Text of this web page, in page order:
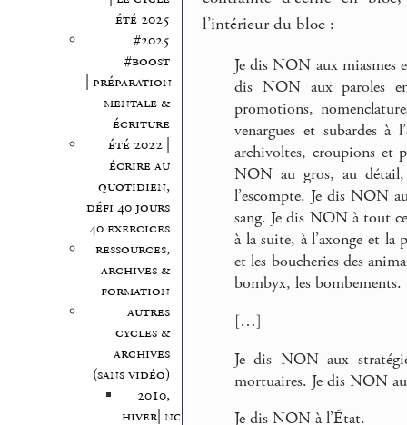
été 2025
#2025
#boost
| préparation
mentale &
écriture
été 2022 |
écrire au
quotidien,
défi 40 jours
40 exercices
ressources,
archives &
formation
autres
cycles &
archives
(sans vidéo)
2010,
hiver| nocturnes
l’intérieur du bloc :
Je dis NON aux miasmes
dis NON aux paroles
promotions,
venargues et subardes
archivoltes, croupions et
NON au gros, au
l’escompte. Je dis NON
sang. Je dis NON à tout
à la suite, à l’axonge et la
et les boucheries des
bombyx, les bombements.
[…]
Je dis NON aux
mortuaires. Je dis NON
Je dis NON à l’État.